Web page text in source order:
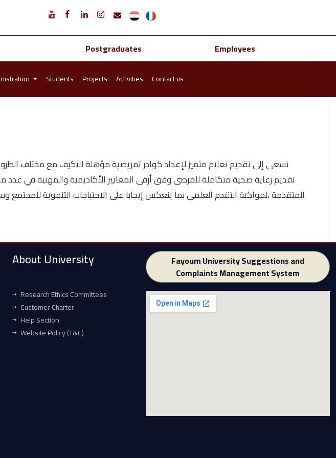
Postgraduates Employees
Students Projects Activities Contact us
نسعى إلى تقديم تعليم متميز لإعداد كوادر تمريضية مؤهلة للتكيف مع مختلف
تقديم رعاية صحية متكاملة للمرضى وفق أرقى المعايير الأكاديمية والمهنية في عدد
المتقدمة ،لمواكبة التقدم العلمي بما ينعكس إيجابا على الاحتياجات التنموية
About University
Research Ethics Committees
Customer Charter
Help Section
Website Policy (T&C)
Fayoum University Suggestions and
Complaints Management System